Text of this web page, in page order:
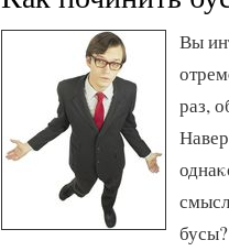
Вы
раз,